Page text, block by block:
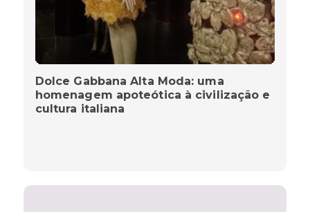
Dolce Gabbana Alta Moda: uma
homenagem apoteótica à civilização e
cultura italiana